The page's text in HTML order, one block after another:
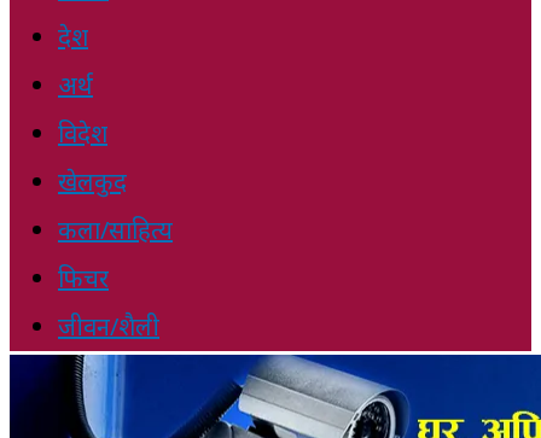
देश
अर्थ
विदेश
खेलकुद
कला/साहित्य
फिचर
जीवन/शैली